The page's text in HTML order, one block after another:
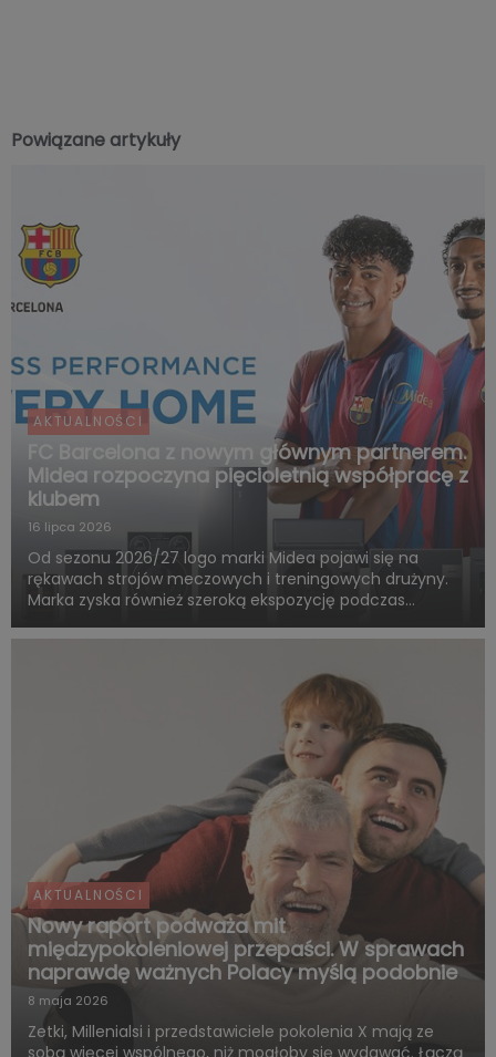
Powiązane artykuły
AKTUALNOŚCI
FC Barcelona z nowym głównym partnerem.
Midea rozpoczyna pięcioletnią współpracę z
klubem
16 lipca 2026
Od sezonu 2026/27 logo marki Midea pojawi się na
rękawach strojów meczowych i treningowych drużyny.
Marka zyska również szeroką ekspozycję podczas
współpraca obejmie także wspólne działania skierowane
AKTUALNOŚCI
Nowy raport podważa mit
międzypokoleniowej przepaści. W sprawach
naprawdę ważnych Polacy myślą podobnie
8 maja 2026
Zetki, Millenialsi i przedstawiciele pokolenia X mają ze
sobą więcej wspólnego, niż mogłoby się wydawać. Łączą